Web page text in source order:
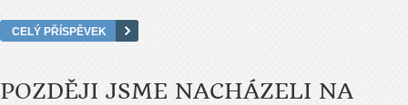
CELÝ PŘÍSPĚVEK
POZDĚJI JSME NACHÁZELI NA